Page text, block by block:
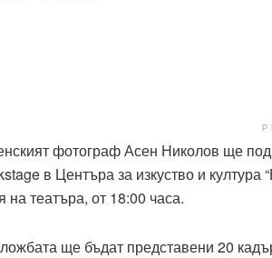
фотограф Асен Николов ще
в Центъра за изкуство и
на театъра, от 18:00 часа.
ще бъдат представени 20